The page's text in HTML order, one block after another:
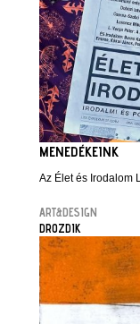
MENEDÉKEINK
Az Élet és Irodalom
ART&DESIGN
DROZDIK